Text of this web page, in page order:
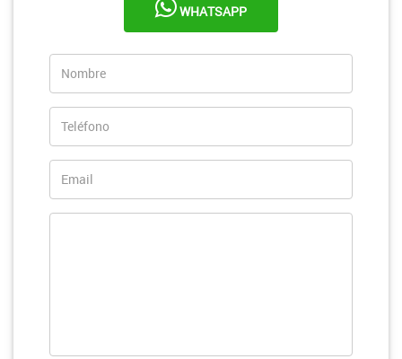
WHATSAPP